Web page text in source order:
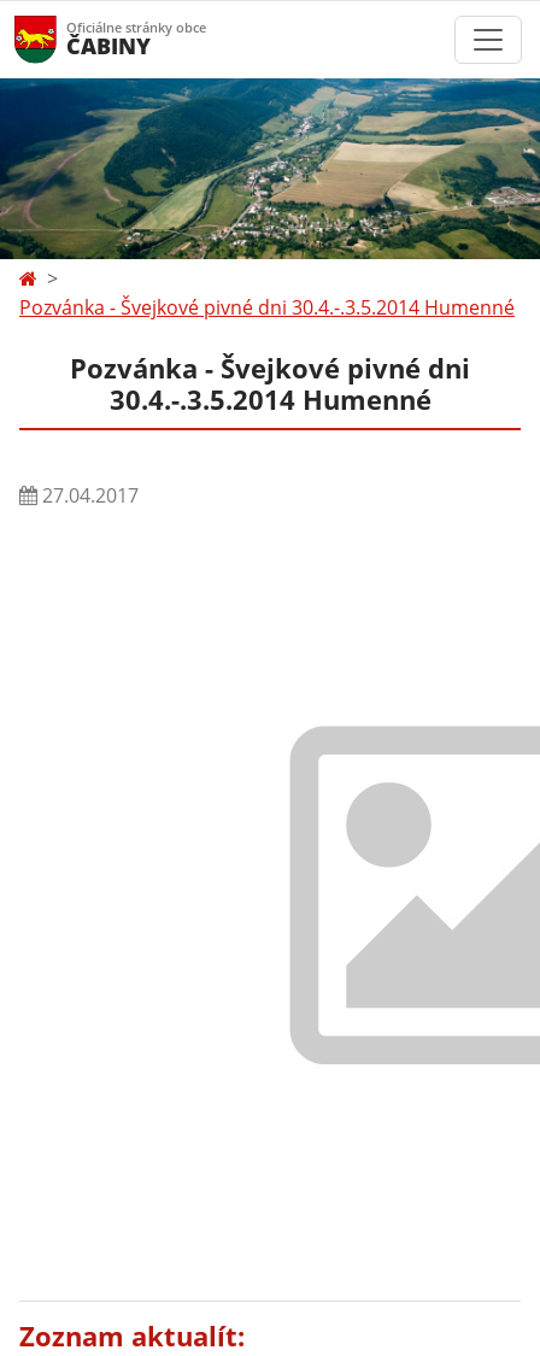
Oficiálne stránky obce
ČABINY
Pozvánka - Švejkové pivné dni 30.4.-.3.5.2014 Humenné
Pozvánka - Švejkové pivné dni
30.4.-.3.5.2014 Humenné
27.04.2017
Zoznam aktualít: